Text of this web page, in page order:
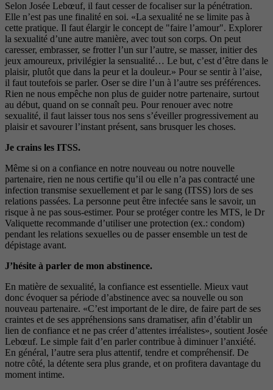
Selon Josée Lebœuf, il faut cesser de focaliser sur la pénétration.
Elle n’est pas une finalité en soi. «La sexualité ne se limite pas à
cette pratique. Il faut élargir le concept de "faire l’amour". Explorer
la sexualité d’une autre manière, avec tout son corps. On peut
caresser, embrasser, se frotter l’un sur l’autre, se masser, initier des
jeux amoureux, privilégier la sensualité… Le but, c’est d’être dans le
plaisir, plutôt que dans la peur et la douleur.» Pour se sentir à l’aise,
il faut toutefois se parler. Oser se dire l’un à l’autre ses préférences.
Rien ne nous empêche non plus de guider notre partenaire, surtout
au début, quand on se connaît peu. Pour renouer avec notre
sexualité, il faut laisser tous nos sens s’éveiller progressivement au
plaisir et savourer l’instant présent, sans brusquer les choses.
Je crains les ITSS.
Même si on a confiance en notre nouveau ou notre nouvelle
partenaire, rien ne nous certifie qu’il ou elle n’a pas contracté une
infection transmise sexuellement et par le sang (ITSS) lors de ses
relations passées. La personne peut être infectée sans le savoir, un
risque à ne pas sous-estimer. Pour se protéger contre les MTS, le Dr
Valiquette recommande d’utiliser une protection (ex.: condom)
pendant les relations sexuelles ou de passer ensemble un test de
dépistage avant.
J’hésite à parler de mon abstinence.
En matière de sexualité, la confiance est essentielle. Mieux vaut
donc évoquer sa période d’abstinence avec sa nouvelle ou son
nouveau partenaire. «C’est important de le dire, de faire part de ses
craintes et de ses appréhensions sans dramatiser, afin d’établir un
lien de confiance et ne pas créer d’attentes irréalistes», soutient Josée
Lebœuf. Le simple fait d’en parler contribue à diminuer l’anxiété.
En général, l’autre sera plus attentif, tendre et compréhensif. De
notre côté, la détente sera plus grande, et on profitera davantage du
moment intime.